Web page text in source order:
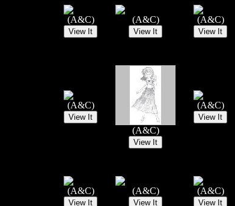
(A&C) (A&C) (A&C)
(A&C)
(A&C)
(A&C)
(A&C) (A&C) (A&C)